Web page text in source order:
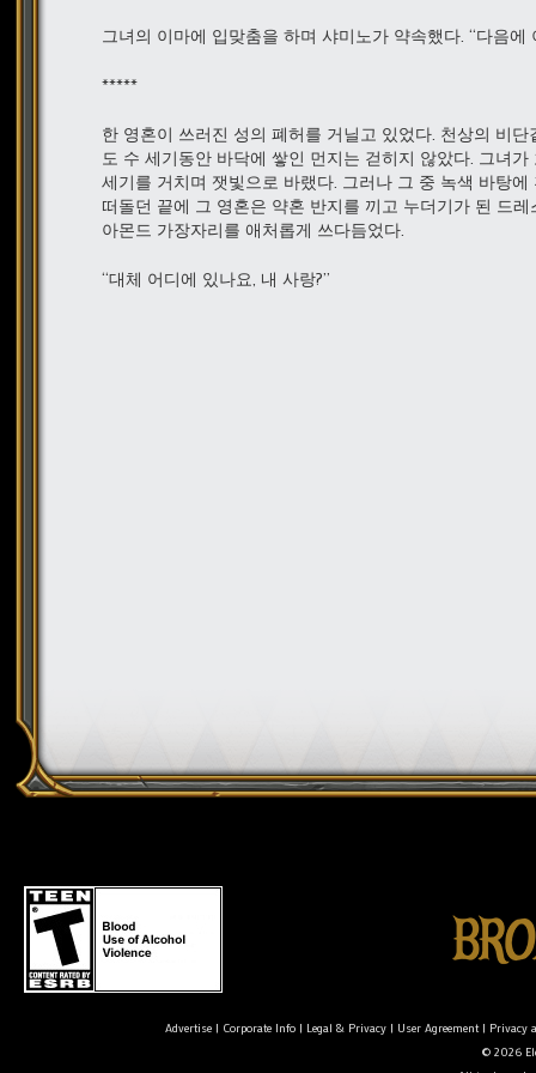
그녀의 이마에 입맞춤을 하며 샤미노가 약속했다. “다음
*****
한 영혼이 쓰러진 성의 폐허를 거닐고 있었다. 천상의 비
도 수 세기동안 바닥에 쌓인 먼지는 걷히지 않았다. 그녀
세기를 거치며 잿빛으로 바랬다. 그러나 그 중 녹색 바탕
떠돌던 끝에 그 영혼은 약혼 반지를 끼고 누더기가 된 드
아몬드 가장자리를 애처롭게 쓰다듬었다.
“대체 어디에 있나요, 내 사랑?”
Advertise| Corporate Info| Legal & Privacy| User Agreement| Privacy
© 2026